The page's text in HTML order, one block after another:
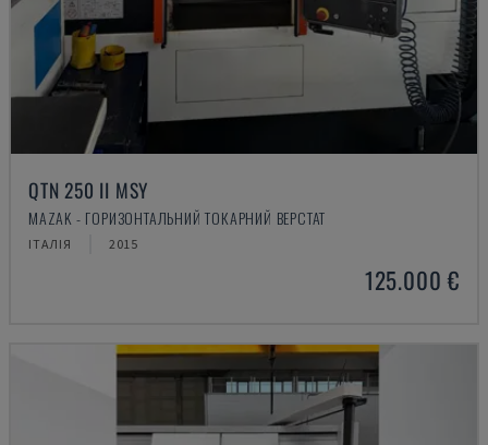
QTN 250 II MSY
MAZAK - ГОРИЗОНТАЛЬНИЙ ТОКАРНИЙ ВЕРСТАТ
ІТАЛІЯ 2015
125.000 €